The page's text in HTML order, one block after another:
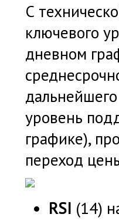
С
ключевого
дневном
уровень
графике),
переход
RSI (14)